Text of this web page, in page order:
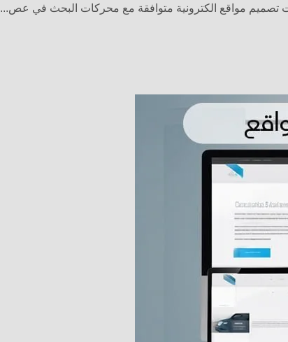
تصميم مواقع الكترونية متوافقة مع محركات البحث في عص...